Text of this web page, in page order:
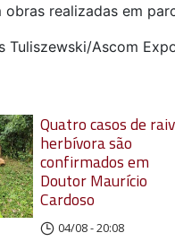
obras realizadas em
Tuliszewski/Ascom
Quatro casos de
herbívora são
confirmados em
Doutor Maurício
Cardoso
04/08 - 20:08